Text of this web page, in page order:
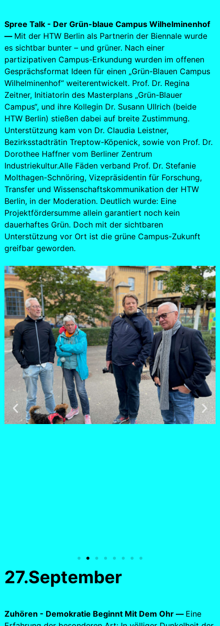
Spree Talk - Der Grün-blaue Campus Wilhelminenhof
— Mit der HTW Berlin als Partnerin der Biennale wurde
es sichtbar bunter – und grüner. Nach einer
partizipativen Campus-Erkundung wurden im offenen
Gesprächsformat Ideen für einen „Grün-Blauen Campus
Wilhelminenhof“ weiterentwickelt. Prof. Dr. Regina
Zeitner, Initiatorin des Masterplans „Grün-Blauer
Campus“, und ihre Kollegin Dr. Susann Ullrich (beide
HTW Berlin) stießen dabei auf breite Zustimmung.
Unterstützung kam von Dr. Claudia Leistner,
Bezirksstadträtin Treptow-Köpenick, sowie von Prof. Dr.
Dorothee Haffner vom Berliner Zentrum
Industriekultur.Alle Fäden verband Prof. Dr. Stefanie
Molthagen-Schnöring, Vizepräsidentin für Forschung,
Transfer und Wissenschaftskommunikation der HTW
Berlin, in der Moderation. Deutlich wurde: Eine
Projektfördersumme allein garantiert noch kein
dauerhaftes Grün. Doch mit der sichtbaren
Unterstützung vor Ort ist die grüne Campus-Zukunft
greifbar geworden.
27.September
Zuhören - Demokratie Beginnt Mit Dem Ohr — Eine